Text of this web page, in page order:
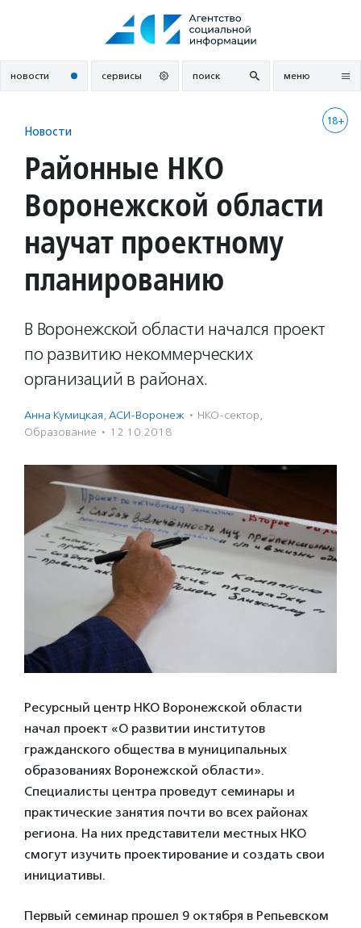
новости сервисы поиск меню
18+
Новости
Районные НКО
Воронежской области
научат проектному
планированию
В Воронежской области начался проект
по развитию некоммерческих
организаций в районах.
Анна Кумицкая, АСИ-Воронеж · НКО-сектор,
Образование · 12.10.2018
Ресурсный центр НКО Воронежской области
начал проект «О развитии институтов
гражданского общества в муниципальных
образованиях Воронежской области».
Специалисты центра проведут семинары и
практические занятия почти во всех районах
региона. На них представители местных НКО
смогут изучить проектирование и создать свои
инициативы.
Первый семинар прошел 9 октября в Репьевском